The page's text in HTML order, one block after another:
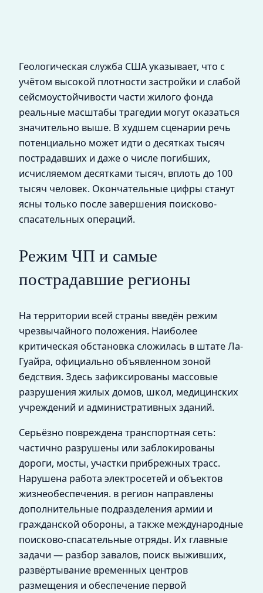
Геологическая служба США указывает, что с
учётом высокой плотности застройки и слабой
сейсмоустойчивости части жилого фонда
реальные масштабы трагедии могут оказаться
значительно выше. В худшем сценарии речь
потенциально может идти о десятках тысяч
пострадавших и даже о числе погибших,
исчисляемом десятками тысяч, вплоть до 100
тысяч человек. Окончательные цифры станут
ясны только после завершения поисково-
спасательных операций.
Режим ЧП и самые
пострадавшие регионы
На территории всей страны введён режим
чрезвычайного положения. Наиболее
критическая обстановка сложилась в штате Ла-
Гуайра, официально объявленном зоной
бедствия. Здесь зафиксированы массовые
разрушения жилых домов, школ, медицинских
учреждений и административных зданий.
Серьёзно повреждена транспортная сеть:
частично разрушены или заблокированы
дороги, мосты, участки прибрежных трасс.
Нарушена работа электросетей и объектов
жизнеобеспечения. в регион направлены
дополнительные подразделения армии и
гражданской обороны, а также международные
поисково-спасательные отряды. Их главные
задачи — разбор завалов, поиск выживших,
развёртывание временных центров
размещения и обеспечение первой